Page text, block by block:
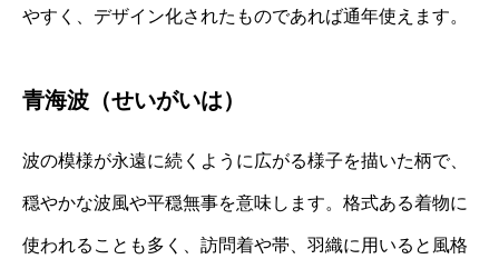
やすく、デザイン化されたものであれば通年使えます。
青海波（せいがいは）
波の模様が永遠に続くように広がる様子を描いた柄で、
穏やかな波風や平穏無事を意味します。格式ある着物に
使われることも多く、訪問着や帯、羽織に用いると風格